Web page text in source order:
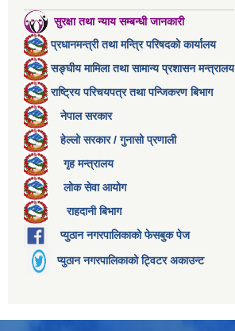
सुरक्षा तथा न्याय सम्बन्धी जानकारी
प्रधानमन्त्री तथा मन्त्रि परिषदको कार्यालय
सङ्घीय मामिला तथा सामान्य प्रशासन मन्त्रालय
राष्ट्रिय परिचयपत्र तथा पन्जिकरण बिभाग
नेपाल सरकार
हेल्लो सरकार / गुनासो प्रणाली
गृह मन्त्रालय
लोक सेवा आयोग
राहदानी बिभाग
प्युठान नगरपालिकाको फेसबुक पेज
प्युठान नगरपालिकाको ट्विटर अकाउन्ट